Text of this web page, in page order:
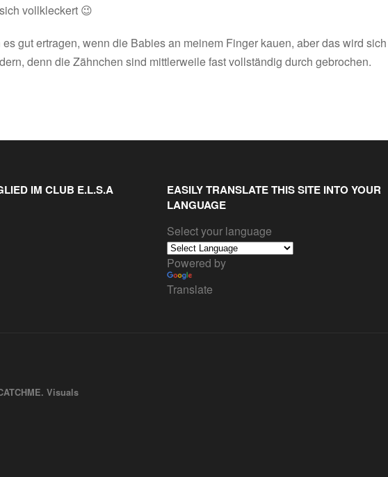
vollkleckert 😉
gut ertragen, wenn die Babies an meinem Finger kauen, aber das wird sich
denn die Zähnchen sind mittlerweile fast vollständig durch gebrochen.
IM CLUB E.L.S.A
EASILY TRANSLATE THIS SITE INTO YOUR
LANGUAGE
Select your language
Powered by
Translate
Visuals